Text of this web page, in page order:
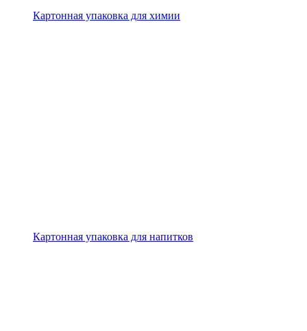
Картонная упаковка для химии
Картонная упаковка для напитков